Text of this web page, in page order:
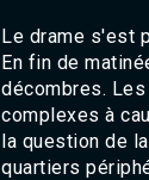
Le drame s'est
En fin de
décombres.
complexes à
la question de
quartiers